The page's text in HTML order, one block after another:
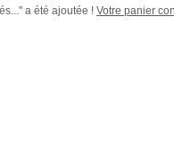
a été ajoutée ! Votre panier